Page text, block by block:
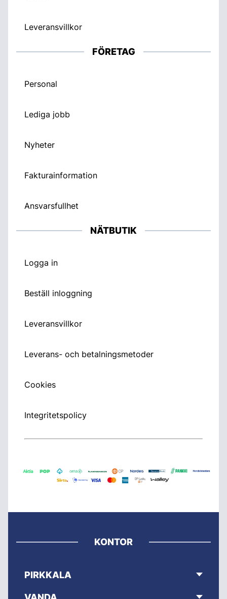
Leveransvillkor
FÖRETAG
Personal
Lediga jobb
Nyheter
Fakturainformation
Ansvarsfullhet
NÄTBUTIK
Logga in
Beställ inloggning
Leveransvillkor
Leverans- och betalningsmetoder
Cookies
Integritetspolicy
KONTOR
PIRKKALA